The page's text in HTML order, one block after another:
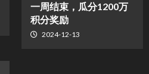
一周结束，瓜分1200万
积分奖励
2024-12-13